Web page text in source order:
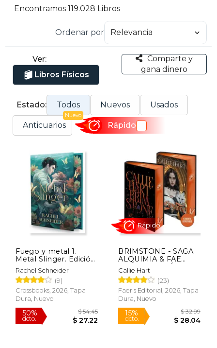
Encontramos 119.028 Libros
Ordenar por
Ver:
Libros Físicos
Comparte y
gana dinero
Estado: Todos Nuevos Usados
Anticuarios
Nuevo
Rápido
Fuego y metal 1.
Metal Slinger. Edición
con cantos tintados
Rachel Schneider
(9)
Crossbooks, 2026, Tapa
Dura, Nuevo
BRIMSTONE - SAGA
ALQUIMIA & FAE
VOL. 2 (EDICIÓN EN
TAPA DURA Y
CANTOS TINTADOS)
Callie Hart
(23)
Faeris Editorial, 2026, Tapa
Dura, Nuevo